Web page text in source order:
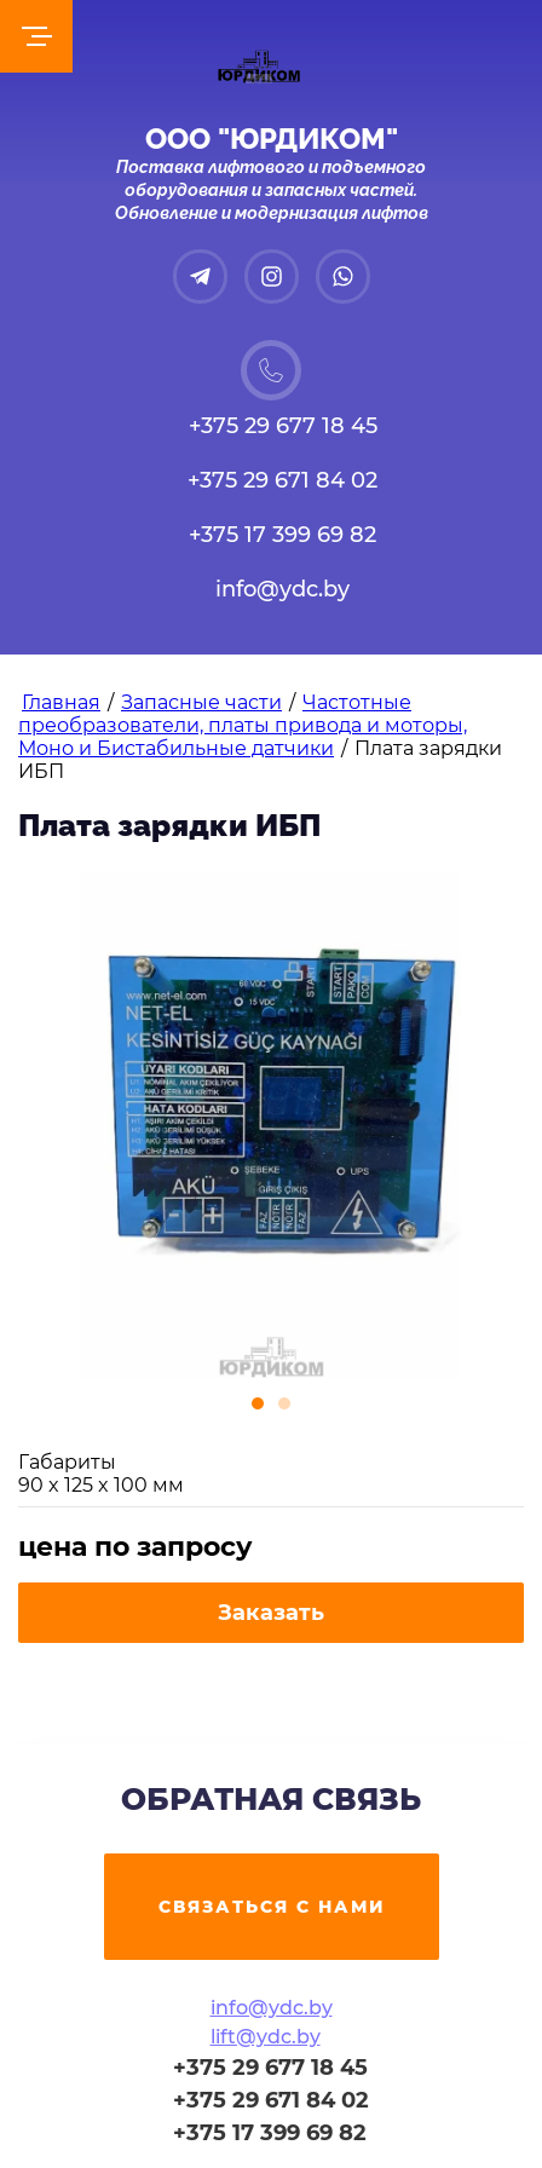
ООО "ЮРДИКОМ"
Поставка лифтового и подъемного
оборудования и запасных частей.
Обновление и модернизация лифтов
+375 29 677 18 45
+375 29 671 84 02
+375 17 399 69 82
info@ydc.by
Главная / Запасные части / Частотные
преобразователи, платы привода и моторы,
Моно и Бистабильные датчики / Плата зарядки
ИБП
Плата зарядки ИБП
Габариты
90 x 125 x 100 мм
цена по запросу
Заказать
ОБРАТНАЯ СВЯЗЬ
СВЯЗАТЬСЯ С НАМИ
info@ydc.by
lift@ydc.by
+375 29 677 18 45
+375 29 671 84 02
+375 17 399 69 82